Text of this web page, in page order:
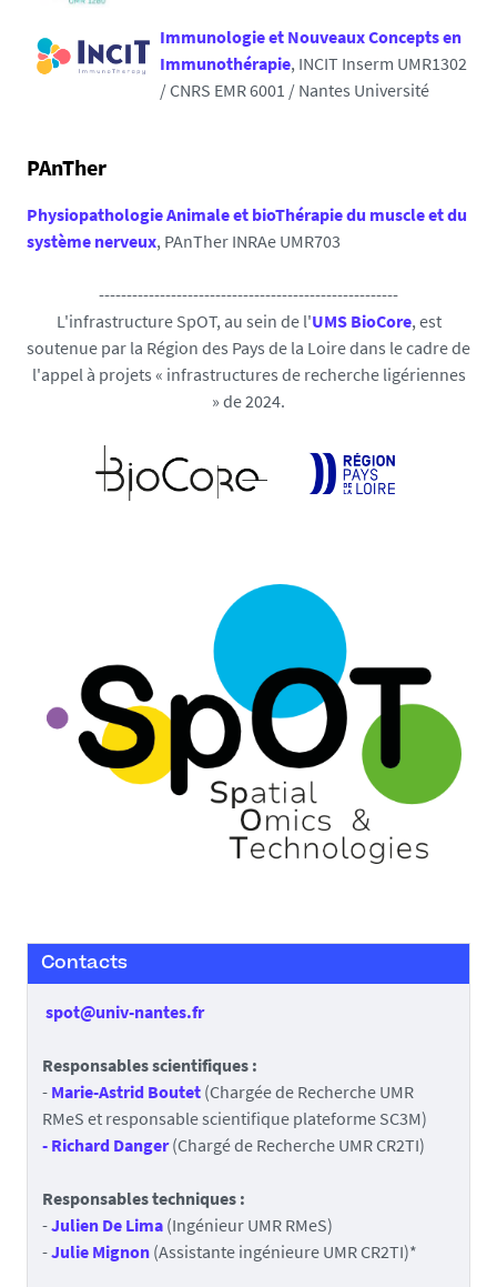
Immunologie et Nouveaux Concepts en
Immunothérapie, INCIT Inserm UMR1302
/ CNRS EMR 6001 / Nantes Université
PAnTher
Physiopathologie Animale et bioThérapie du muscle et du
système nerveux, PAnTher INRAe UMR703
------------------------------------------------------
L'infrastructure SpOT, au sein de l'UMS BioCore, est
soutenue par la Région des Pays de la Loire dans le cadre de
l'appel à projets « infrastructures de recherche ligériennes
» de 2024.
Contacts
spot@univ-nantes.fr
Responsables scientifiques :
- Marie-Astrid Boutet (Chargée de Recherche UMR
RMeS et responsable scientifique plateforme SC3M)
- Richard Danger(Chargé de Recherche UMR CR2TI)
Responsables techniques :
-Julien De Lima (Ingénieur UMR RMeS)
-Julie Mignon (Assistante ingénieure UMR CR2TI)*